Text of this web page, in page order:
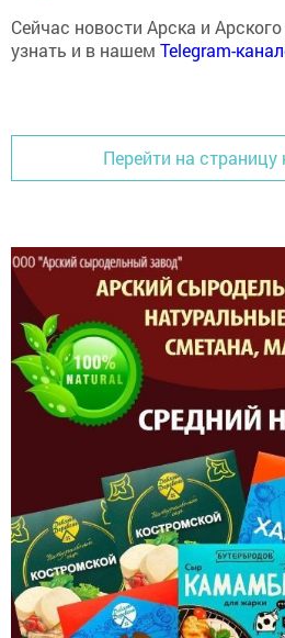
Сейчас новости Арска и
узнать и в нашем Telegram-
Перейти на страницу